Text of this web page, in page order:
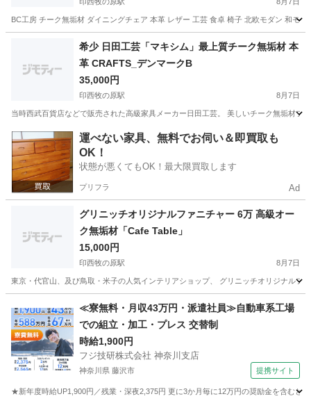
BC工房 チーク無垢材 ダイニングチェア 本革 レザー 工芸 食卓 椅子 北欧モダン 和モ
印西牧の原駅 椅子 本革
希少 日田工芸「マキシム」最上質チーク無垢材 本
革 CRAFTS_デンマークB
35,000円
印西牧の原駅 8月7日
当時西武百貨店などで販売された高級家具メーカー日田工芸。 美しいチーク無垢材
千葉 印西市 印西牧の原駅 椅子 工芸
運べない家具、無料でお伺い＆即買取も
OK！
状態が悪くてもOK！最大限買取します
プリフラ Ad
グリニッチオリジナルファニチャー 6万 高級オー
ク無垢材「Cafe Table」
15,000円
印西牧の原駅 8月7日
東京・代官山、及び鳥取・米子の人気インテリアショップ、 グリニッチオリジナル
印西牧の原駅 ソファ 無垢材
≪寮無料・月収43万円・派遣社員≫自動車系工場
での組立・加工・プレス 交替制
時給1,900円
フジ技研株式会社 神奈川支店
神奈川県 藤沢市 提携サイト
★新年度時給UP1,900円／残業・深夜2,375円 更に3か月毎に12万円の奨励金を含む